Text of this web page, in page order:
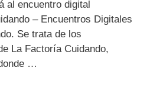
al encuentro digital
– Encuentros Digitales
Se trata de los
La Factoría Cuidando,
…